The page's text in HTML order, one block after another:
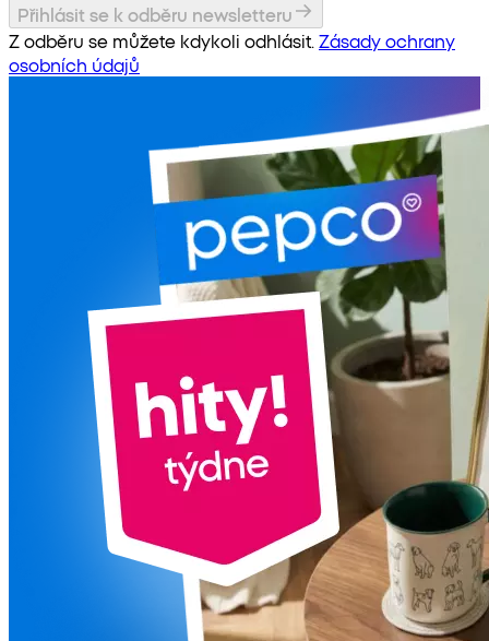
Přihlásit se k odběru newsletteru
Z odběru se můžete kdykoli odhlásit. Zásady ochrany
osobních údajů